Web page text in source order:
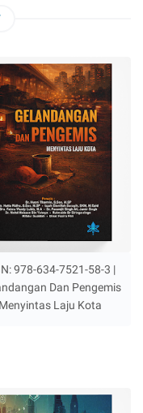
978-634-7521-58-3 |
Dan Pengemis
Menyintas Laju Kota